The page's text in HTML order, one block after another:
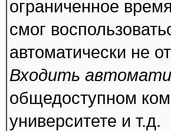
ограниченное
смог
автоматически не
Входить
общедоступном
университете и т.д.